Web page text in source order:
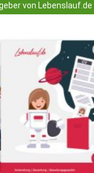
von Lebenslauf.de